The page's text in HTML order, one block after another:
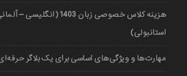
هزینه کلاس خصوصی زبان 1403
استانبولی)
مهارت‌ها و ویژگی‌های اساسی برای یک بلاگر